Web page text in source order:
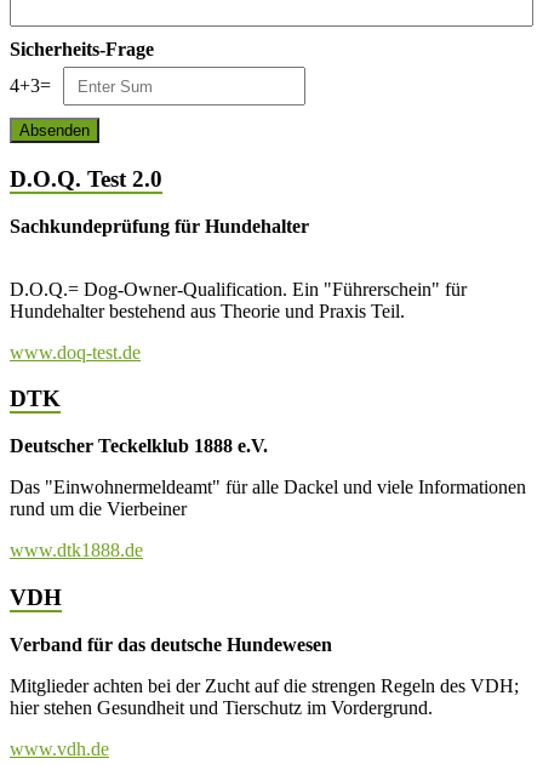
Sicherheits-Frage
4+3=
D.O.Q. Test 2.0
Sachkundeprüfung für Hundehalter
D.O.Q.= Dog-Owner-Qualification. Ein "Führerschein" für
Hundehalter bestehend aus Theorie und Praxis Teil.
www.doq-test.de
DTK
Deutscher Teckelklub 1888 e.V.
Das "Einwohnermeldeamt" für alle Dackel und viele Informationen
rund um die Vierbeiner
www.dtk1888.de
VDH
Verband für das deutsche Hundewesen
Mitglieder achten bei der Zucht auf die strengen Regeln des VDH;
hier stehen Gesundheit und Tierschutz im Vordergrund.
www.vdh.de